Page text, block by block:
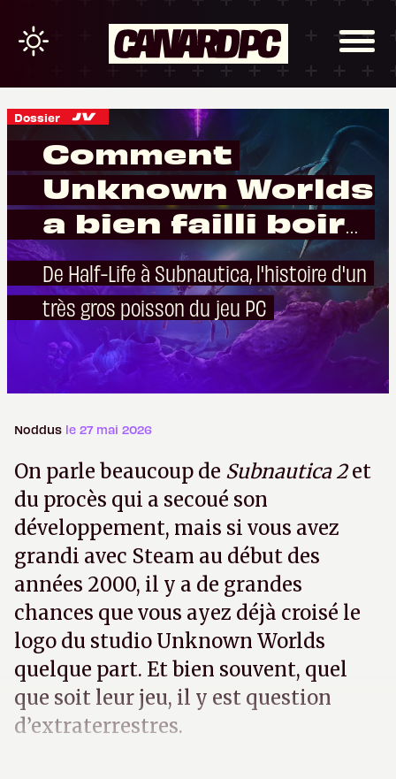
Dossier
Comment
Unknown Worlds
a bien failli boire
la tasse
De Half-Life à Subnautica, l'histoire d'un
très gros poisson du jeu PC
Noddus le 27 mai 2026
On parle beaucoup de Subnautica 2et
du procès qui a secoué son
développement, mais si vous avez
grandi avec Steam au début des
années 2000, il y a de grandes
chances que vous ayez déjà croisé le
logo du studio Unknown Worlds
quelque part. Et bien souvent, quel
que soit leur jeu, il y est question
d’extraterrestres.